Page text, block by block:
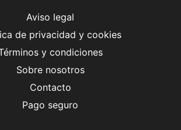
Aviso legal
de privacidad y cookies
y condiciones
Sobre nosotros
Contacto
Pago seguro